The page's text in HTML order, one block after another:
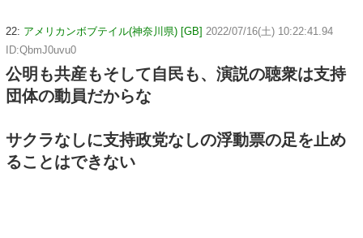
22: アメリカンボブテイル(神奈川県) [GB] 2022/07/16(土) 10:22:41.94
ID:QbmJ0uvu0
公明も共産もそして自民も、演説の聴衆は支持
団体の動員だからな
サクラなしに支持政党なしの浮動票の足を止め
ることはできない